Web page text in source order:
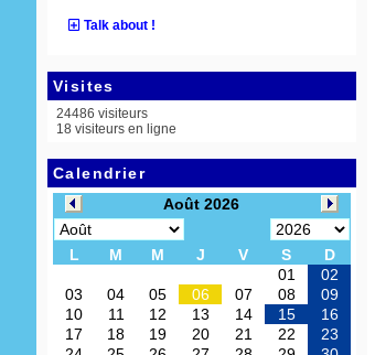
Talk about !
Visites
24486 visiteurs
18 visiteurs en ligne
Calendrier